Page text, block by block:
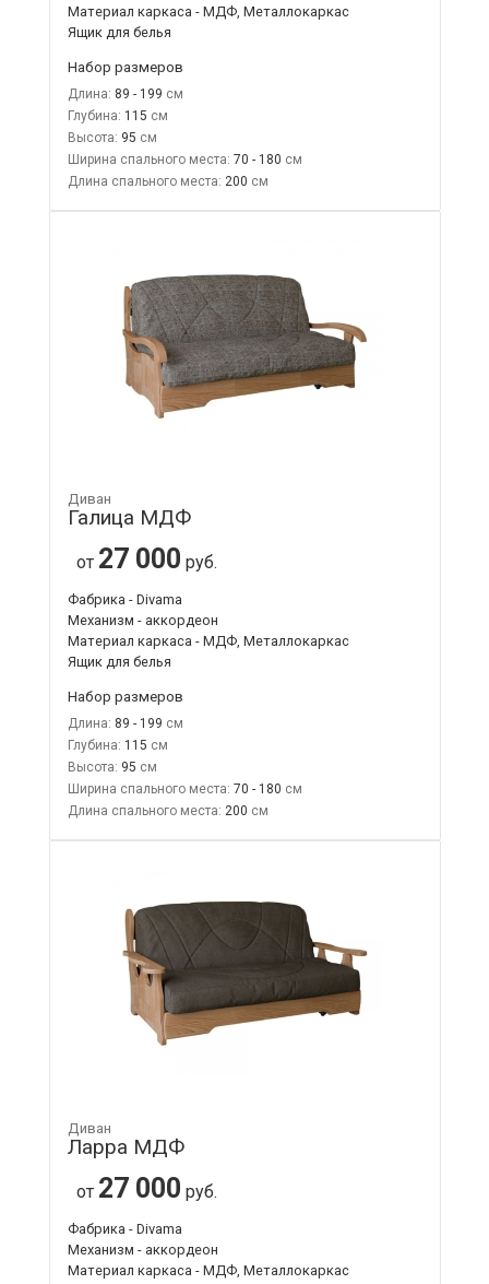
Материал каркаса - МДФ, Металлокаркас
Ящик для белья
Набор размеров
Длина: 89 - 199
Глубина: 115
Высота: 95
Ширина спального места: 70 - 180
Длина спального места: 200
Диван
Галица МДФ
от 27 000 руб.
Фабрика - Divama
Механизм - аккордеон
Материал каркаса - МДФ, Металлокаркас
Ящик для белья
Набор размеров
Длина: 89 - 199
Глубина: 115
Высота: 95
Ширина спального места: 70 - 180
Длина спального места: 200
Диван
Ларра МДФ
от 27 000 руб.
Фабрика - Divama
Механизм - аккордеон
Материал каркаса - МДФ, Металлокаркас